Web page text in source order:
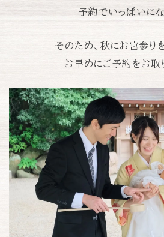
予約でいっぱいに
そのため、秋にお宮参り
お早めにご予約をお取